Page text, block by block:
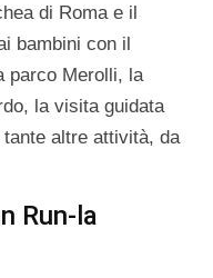
di Roma e il
bambini con il
parco Merolli, la
la visita guidata
altre attività, da
Run-la